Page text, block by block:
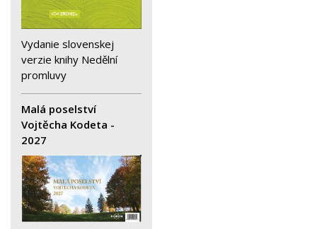
Vydanie slovenskej
verzie knihy Nedělní
promluvy
Malá poselství
Vojtěcha Kodeta -
2027